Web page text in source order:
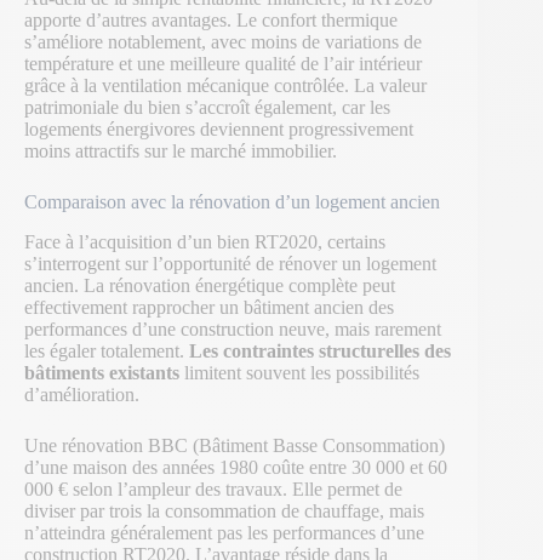
apporte d’autres avantages. Le confort thermique
s’améliore notablement, avec moins de variations de
température et une meilleure qualité de l’air intérieur
grâce à la ventilation mécanique contrôlée. La valeur
patrimoniale du bien s’accroît également, car les
logements énergivores deviennent progressivement
moins attractifs sur le marché immobilier.
Comparaison avec la rénovation d’un logement ancien
Face à l’acquisition d’un bien RT2020, certains
s’interrogent sur l’opportunité de rénover un logement
ancien. La rénovation énergétique complète peut
effectivement rapprocher un bâtiment ancien des
performances d’une construction neuve, mais rarement
les égaler totalement. Les contraintes structurelles des
bâtiments existants limitent souvent les possibilités
d’amélioration.
Une rénovation BBC (Bâtiment Basse Consommation)
d’une maison des années 1980 coûte entre 30 000 et 60
000 € selon l’ampleur des travaux. Elle permet de
diviser par trois la consommation de chauffage, mais
n’atteindra généralement pas les performances d’une
construction RT2020. L’avantage réside dans la